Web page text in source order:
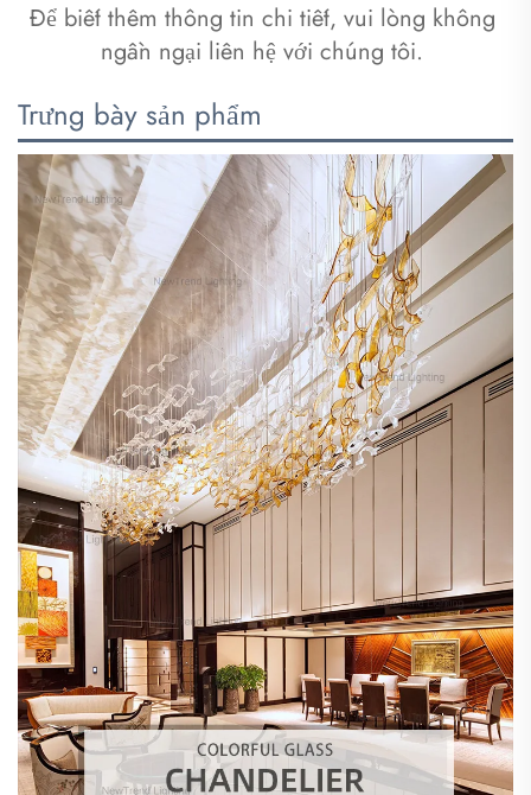
Để biết thêm thông tin chi tiết, vui lòng không
ngần ngại liên hệ với chúng tôi.
Trưng bày sản phẩm